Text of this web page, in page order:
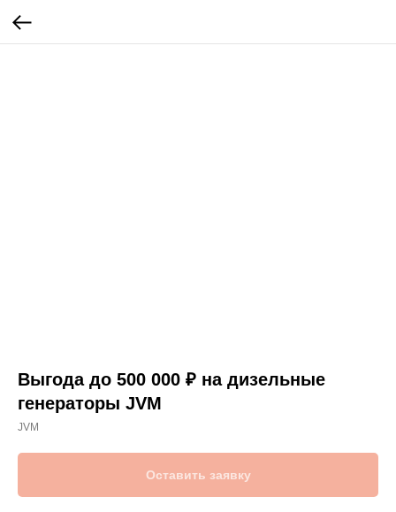
Выгода до 500 000 ₽ на дизельные
генераторы JVM
JVM
Оставить заявку